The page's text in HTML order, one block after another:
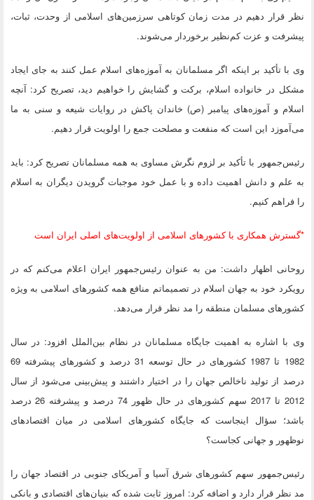
نظر قرار دهیم در مدت زمان کوتاهی سرزمین‌های اسلامی از وحدت، ثبات،
پیشرفت و عزت کم‌نظیر برخوردار می‌شوند.
وی با تأکید بر اینکه اگر مسلمانان به آموزه‌های اسلام عمل کنند به جای ایجاد
مشکل در خانواده اسلام، برکت و گشایش را خواهیم دید، تصریح کرد: آنچه
اسلام و آموزه‌های پیامبر (ص) خاندان پاکش در روایات شیعه و سنی به ما
می‌آموزد این است که منفعت و مصلحت جمع را اولویت قرار دهیم.
رئیس‌جمهور با تأکید بر لزوم نگرش مساوی به همه مسلمانان تصریح کرد: باید
به علم و دانش اهمیت داده و با عمل خود موجبات گرویدن دیگران به اسلام
را فراهم کنیم.
*گسترش همکاری با کشورهای اسلامی از اولویت‌های اصلی ایران است
روحانی اظهار داشت: من به عنوان رئیس‌جمهور ایران اعلام می‌کنم که در
رویکرد خود به جهان اسلام در تصمیماتم منافع همه کشورهای اسلامی به ویژه
کشورهای مسلمان منطقه را مد نظر قرار می‌دهد.
وی با اشاره به اهمیت جایگاه مسلمانان در نظام بین‌الملل افزود: در سال
1982 تا 1987 کشورهای در حال توسعه 31 درصد و کشورهای پیشرفته 69
درصد از تولید ناخالص جهان را در اختیار داشتند و پیش‌بینی می‌شود از سال
2012 تا 2017 سهم کشورهای در حال ظهور 74 درصد و پیشرفته 26 درصد
باشد؛ سؤال اینجاست که جایگاه کشورهای اسلامی در میان اقتصاد‌های
نوظهور و جهانی کجاست؟
رئیس‌جمهور سهم کشورهای شرق آسیا و آمریکای جنوبی در اقتصاد جهان را
مد نظر قرار دارد و اضافه کرد: امروز ثابت شده که بنیان‌های اقتصادی و بانکی